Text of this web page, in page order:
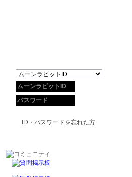
ID・パスワードを忘れた方